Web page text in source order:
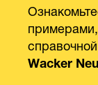
Wacker